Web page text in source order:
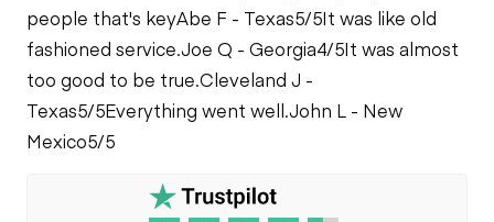
people that's keyAbe F - Texas5/5It was like old
fashioned service.Joe Q - Georgia4/5It was almost
too good to be true.Cleveland J -
Texas5/5Everything went well.John L - New
Mexico5/5